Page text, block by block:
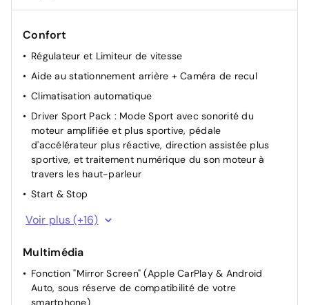
Confort
Régulateur et Limiteur de vitesse
Aide au stationnement arrière + Caméra de recul
Climatisation automatique
Driver Sport Pack : Mode Sport avec sonorité du
moteur amplifiée et plus sportive, pédale
d'accélérateur plus réactive, direction assistée plus
sportive, et traitement numérique du son moteur à
travers les haut-parleur
Start & Stop
Direction Assistée électrique
Appui-tête AR réglable
Appui-tête AV réglable
Siège conducteur avec réglage manuel en hauteur
Voir plus (+16)
Multimédia
Fonction "Mirror Screen" (Apple CarPlay & Android
Auto, sous réserve de compatibilité de votre
smartphone)